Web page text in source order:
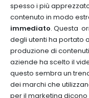
spesso i più
contenuto in modo
immediato. Questa
degli utenti ha portato
produzione di
aziende ha scelto il
questo sembra un
dei marchi che
per il marketing